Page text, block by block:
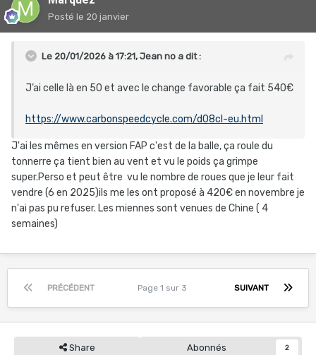
Posté le 20 janvier
Le 20/01/2026 à 17:21, Jean no a dit :
J’ai celle là en 50 et avec le change favorable ça fait 540€
https://www.carbonspeedcycle.com/d08cl-eu.html
J'ai les mêmes en version FAP c'est de la balle, ça roule du
tonnerre ça tient bien au vent et vu le poids ça grimpe
super.Perso et peut être vu le nombre de roues que je leur fait
vendre (6 en 2025)ils me les ont proposé à 420€ en novembre je
n'ai pas pu refuser. Les miennes sont venues de Chine ( 4
semaines)
PRÉCÉDENT SUIVANT
Page 1 sur 3
Share Abonnés 2